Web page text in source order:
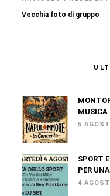
Vecchia foto di gruppo
MUSICA
5
SPORT
PER
4